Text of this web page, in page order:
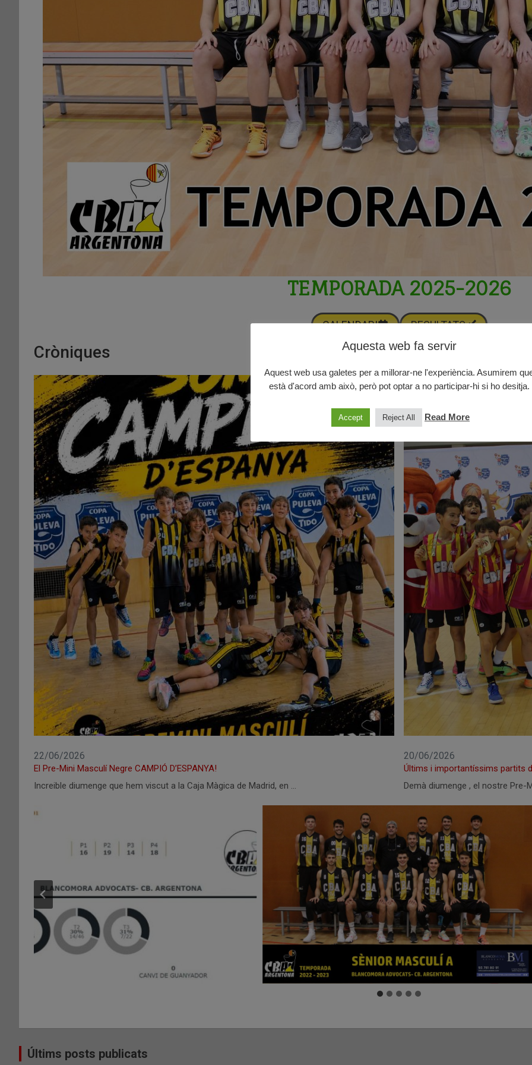
TEMPORADA 2025-2026
CALENDARI RESULTATS
Cròniques
22/06/2026
El Pre-Mini Masculí Negre CAMPIÓ D’ESPANYA!
Increible diumenge que hem viscut a la Caja Màgica de Madrid, en …
20/06/2026
Últims i importantíssims partits
Demà diumenge , el nostre Pre-
Últims posts publicats
Aquesta web fa servir
Aquest web usa galetes per a millorar-ne l'experiència. Asumirem
està d'acord amb això, però pot optar a no participar-hi si ho desitja.
Accept Reject All Read More